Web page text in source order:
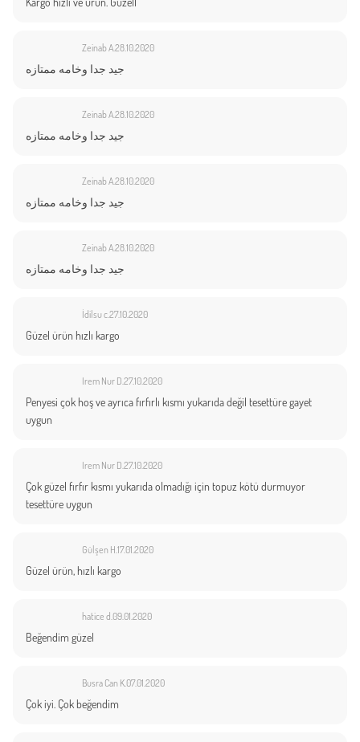
Zeinab A.28.10.2020
جيد جدا وخامه ممتازه
Zeinab A.28.10.2020
جيد جدا وخامه ممتازه
Zeinab A.28.10.2020
جيد جدا وخامه ممتازه
Zeinab A.28.10.2020
جيد جدا وخامه ممتازه
İdilsu c.27.10.2020
Güzel ürün hızlı kargo
Irem Nur D. 27.10.2020
Penyesi çok hoş ve ayrıca fırfırlı kısmı yukarıda değil tesettüre gayet
uygun
Irem Nur D. 27.10.2020
Çok güzel fırfır kısmı yukarıda olmadığı için topuz kötü durmuyor
tesettüre uygun
Gülşen H. 17.01.2020
Güzel ürün, hızlı kargo
hatice d. 09.01.2020
Beğendim güzel
Busra Can K.07.01.2020
Çok iyi. Çok beğendim